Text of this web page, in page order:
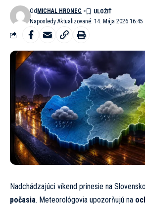
Naposledy Aktualizované: 14. Mája 2026 16:45
Od MICHAL HRONEC
Nadchádzajúci víkend prinesie na Slovensko
počasia. Meteorológovia upozorňujú na